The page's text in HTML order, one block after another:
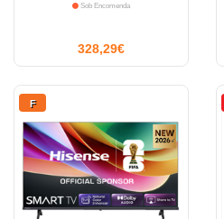
Sob Encomenda
328,29€
F